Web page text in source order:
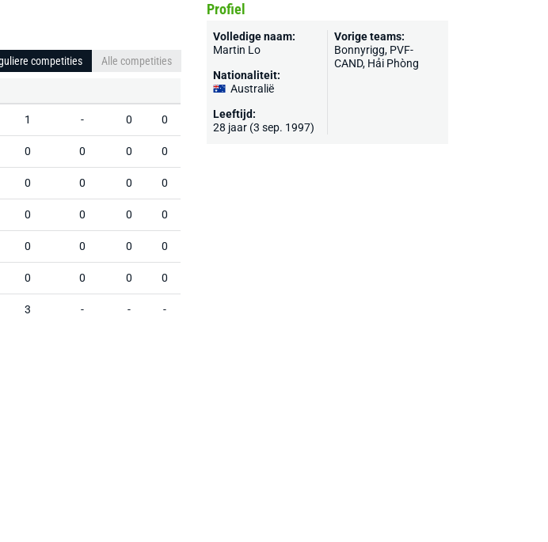
competities Alle competities
1 - 0 0
0 0 0 0
0 0 0 0
0 0 0 0
0 0 0 0
0 0 0 0
3 - - -
Profiel
Volledige naam:
Martin Lo
Nationaliteit:
Australië
Leeftijd:
28 jaar (3 sep. 1997)
Vorige teams:
Bonnyrigg, PVF-
CAND, Hải Phòng